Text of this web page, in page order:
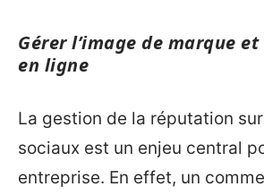
Gérer l’image de marque
en ligne
La gestion de la réputation
sociaux est un enjeu central
entreprise. En effet, un